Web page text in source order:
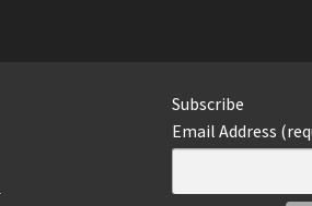
Subscribe
Email Address